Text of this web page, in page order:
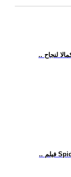
لنجاح